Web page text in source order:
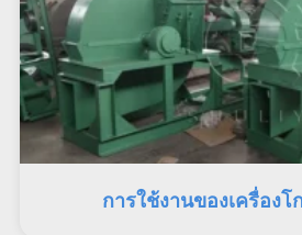
การใช้งานของเครื่อง